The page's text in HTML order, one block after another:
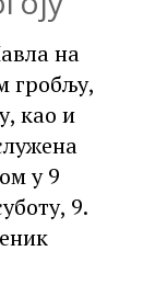
на
гробљу,
као и
у 9
9.